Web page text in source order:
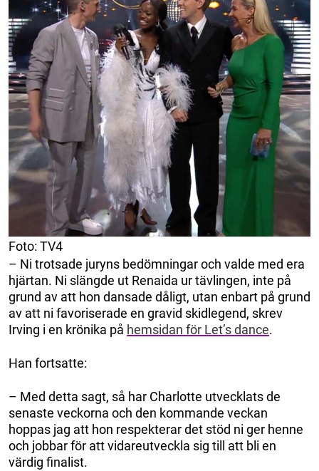
Foto: TV4
– Ni trotsade juryns bedömningar och valde med era
hjärtan. Ni slängde ut Renaida ur tävlingen, inte på
grund av att hon dansade dåligt, utan enbart på grund
av att ni favoriserade en gravid skidlegend, skrev
Irving i en krönika på hemsidan för Let’s dance.
Han fortsatte:
– Med detta sagt, så har Charlotte utvecklats de
senaste veckorna och den kommande veckan
hoppas jag att hon respekterar det stöd ni ger henne
och jobbar för att vidareutveckla sig till att bli en
värdig finalist.